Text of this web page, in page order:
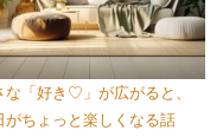
な「好き♡」が広がると、
がちょっと楽しくなる話